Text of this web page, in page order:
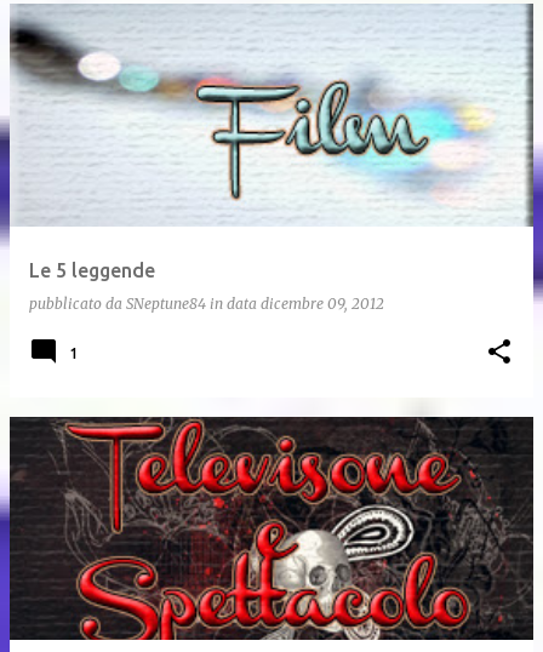
Le 5 leggende
pubblicato da SNeptune84 in data dicembre 09, 2012
1